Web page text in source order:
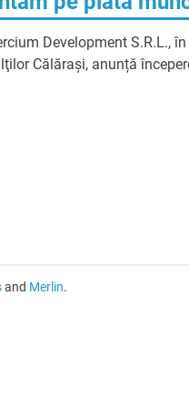
Development S.R.L.,
Călăraşi, anunță
and Merlin.